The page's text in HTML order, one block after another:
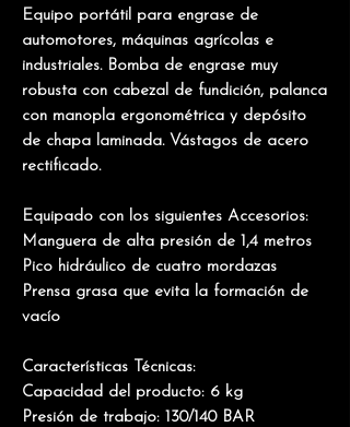
Equipo portátil para engrase de
automotores, máquinas agrícolas e
industriales. Bomba de engrase muy
robusta con cabezal de fundición, palanca
con manopla ergonométrica y depósito
de chapa laminada. Vástagos de acero
rectificado.
Equipado con los siguientes Accesorios:
Manguera de alta presión de 1,4 metros
Pico hidráulico de cuatro mordazas
Prensa grasa que evita la formación de
vacío
Características Técnicas:
Capacidad del producto: 6 kg
Presión de trabajo: 130/140 BAR